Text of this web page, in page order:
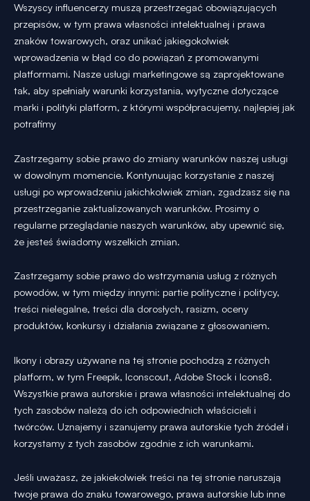
Wszyscy influencerzy muszą przestrzegać obowiązujących
przepisów, w tym prawa własności intelektualnej i prawa
znaków towarowych, oraz unikać jakiegokolwiek
wprowadzenia w błąd co do powiązań z promowanymi
platformami. Nasze usługi marketingowe są zaprojektowane
tak, aby spełniały warunki korzystania, wytyczne dotyczące
marki i polityki platform, z którymi współpracujemy, najlepiej jak
potrafimy
Zastrzegamy sobie prawo do zmiany warunków naszej usługi
w dowolnym momencie. Kontynuując korzystanie z naszej
usługi po wprowadzeniu jakichkolwiek zmian, zgadzasz się na
przestrzeganie zaktualizowanych warunków. Prosimy o
regularne przeglądanie naszych warunków, aby upewnić się,
że jesteś świadomy wszelkich zmian.
Zastrzegamy sobie prawo do wstrzymania usług z różnych
powodów, w tym między innymi: partie polityczne i politycy,
treści nielegalne, treści dla dorosłych, rasizm, oceny
produktów, konkursy i działania związane z głosowaniem.
Ikony i obrazy używane na tej stronie pochodzą z różnych
platform, w tym Freepik, Iconscout, Adobe Stock i Icons8.
Wszystkie prawa autorskie i prawa własności intelektualnej do
tych zasobów należą do ich odpowiednich właścicieli i
twórców. Uznajemy i szanujemy prawa autorskie tych źródeł i
korzystamy z tych zasobów zgodnie z ich warunkami.
Jeśli uważasz, że jakiekolwiek treści na tej stronie naruszają
twoje prawa do znaku towarowego, prawa autorskie lub inne